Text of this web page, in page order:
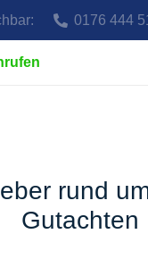
0176 444
rund
Gutachten